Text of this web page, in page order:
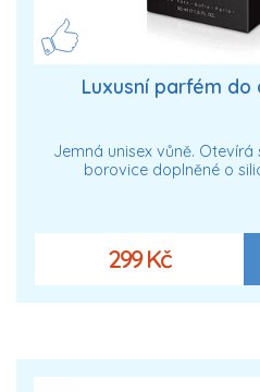
Luxusní parfém do
Jemná unisex vůně.
borovice doplněné o
299 Kč